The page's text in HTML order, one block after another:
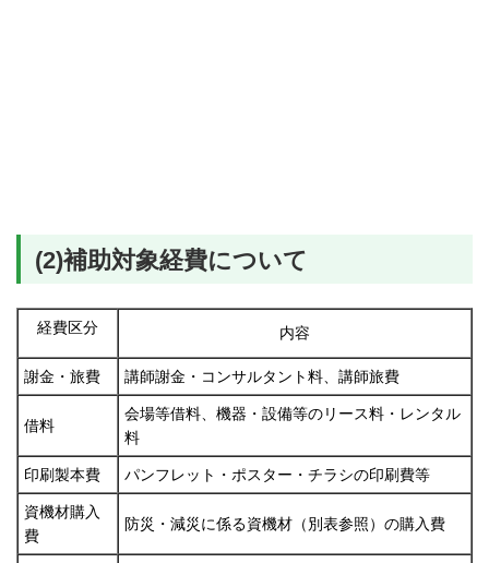
(2)補助対象経費について
経費区分 内容
謝金・旅費 講師謝金・コンサルタント料、講師旅費
借料
会場等借料、機器・設備等のリース料・レンタル
料
印刷製本費 パンフレット・ポスター・チラシの印刷費等
資機材購入
費
防災・減災に係る資機材（別表参照）の購入費